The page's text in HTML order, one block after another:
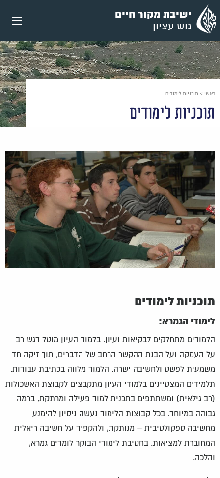
עבור
אל
תוכן
העמוד
ישיבת מקור חיים
גוש עציון
ראשי > תוכניות לימודים
תוכניות לימודים
תוכניות לימודים
לימודי הגמרא:
הלמודים מתחלקים לבקיאות ועיון. בלמוד העיון מוטל דגש רב
על העמקה ועל הבנת ההקשר הרחב של הדברים, תוך זיקה חד
משמעית לפשט ולחשיבה ישרה. הלמוד מלווה בכתיבת עבודות.
תלמידים המצטיינים בלמודי העיון מתקבצים לקבוצת האשכולות
(רב גילאית) ומשתתפים בתכנית למוד פעילה ומרתקת, ברמה
גבוהה במיוחד. בכל קבוצות הלימוד נעשה ניסיון להימנע
מחשיבה ספקולטיבית – מנותקת, ולהקפיד על חשיבה ריאלית
המחוברת למציאות. בחטיבת לימודי הבוקר לומדים גמרא,
והלכה.